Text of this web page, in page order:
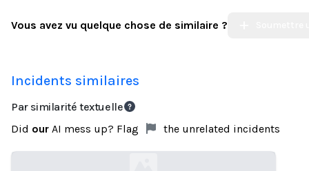
Vous avez vu quelque chose de similaire ?
Incidents similaires
Par similarité textuelle
Did our AI mess up? Flag the unrelated incidents